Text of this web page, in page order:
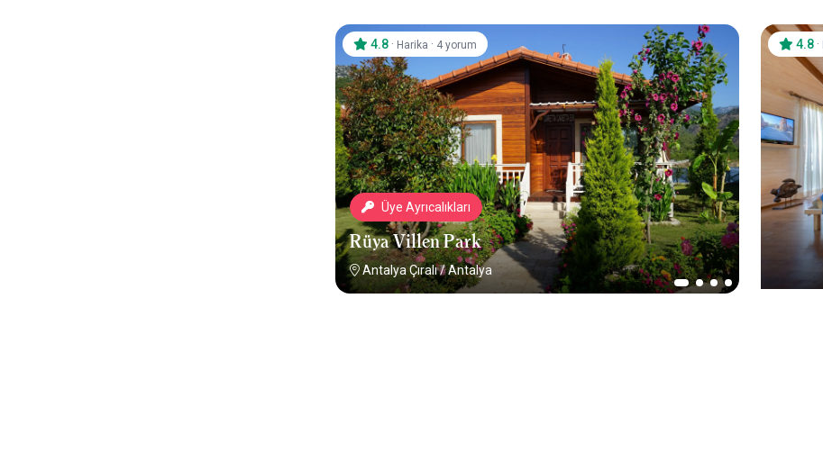
Üye Ayrıcalıkları
Rüya Villen Park
Antalya Çıralı/Antalya
4.8 · Harika · 4 yorum 4.8 ·